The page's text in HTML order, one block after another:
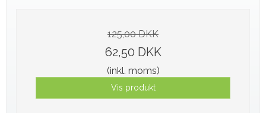
125,00 DKK
62,50 DKK
(inkl. moms)
Vis produkt